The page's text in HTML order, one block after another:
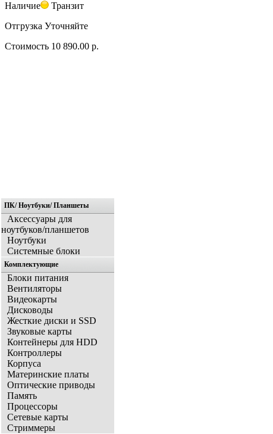
Наличие
Транзит
Отгрузка Уточняйте
Стоимость 10 890.00 р.
ПК/ Ноутбуки/ Планшеты
Аксессуары для
ноутбуков/планшетов
Ноутбуки
Системные блоки
Комплектующие
Блоки питания
Вентиляторы
Видеокарты
Дисководы
Жесткие диски и SSD
Звуковые карты
Контейнеры для HDD
Контроллеры
Корпуса
Материнские платы
Оптические приводы
Память
Процессоры
Сетевые карты
Стриммеры